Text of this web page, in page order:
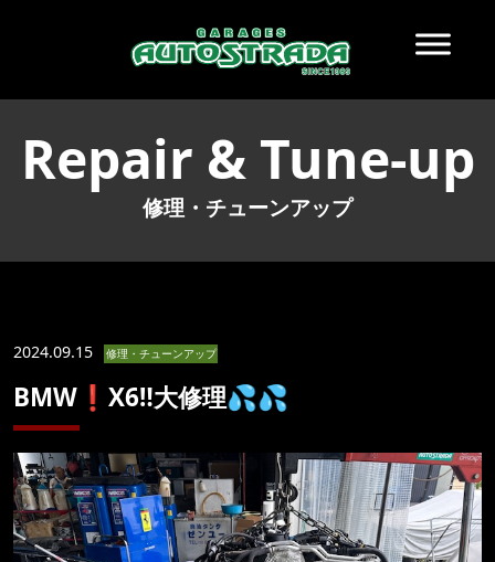
Repair & Tune-up
修理・チューンアップ
2024.09.15 修理・チューンアップ
BMW❗️X6‼️大修理💦💦